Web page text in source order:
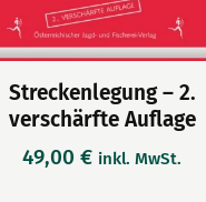
Streckenlegung – 2.
verschärfte Auflage
49,00€ inkl. MwSt.